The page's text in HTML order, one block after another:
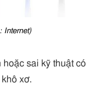
Internet)
sai kỹ thuật có
xơ.